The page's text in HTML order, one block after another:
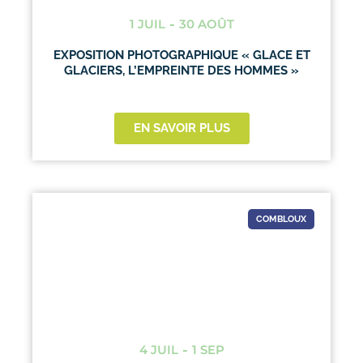
1 JUIL - 30 AOÛT
EXPOSITION PHOTOGRAPHIQUE « GLACE ET
GLACIERS, L’EMPREINTE DES HOMMES »
EN SAVOIR PLUS
COMBLOUX
4 JUIL - 1 SEP